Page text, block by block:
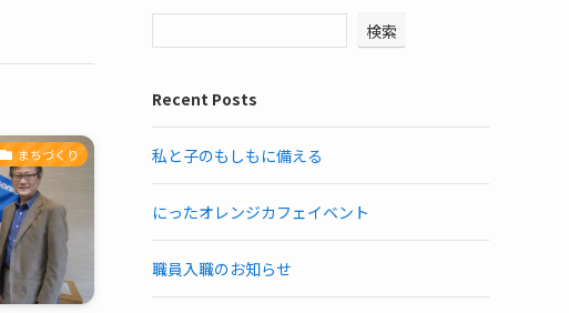
まちづくり
検索
Recent Posts
私と子のもしもに備える
にったオレンジカフェイベント
職員入職のお知らせ